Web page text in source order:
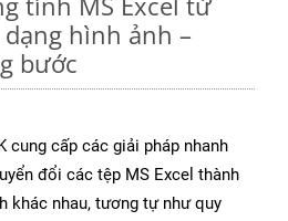
dạng hình ảnh –
bước
cung cấp các giải pháp nhanh
đổi các tệp MS Excel thành
khác nhau, tương tự như quy